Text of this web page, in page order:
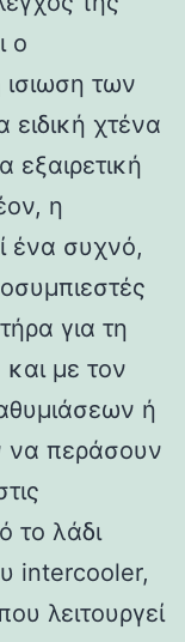
ο
των
ειδική χτένα
εξαιρετική
η
ένα συχνό,
για τη
με τον
ή
να περάσουν
το λάδι
intercooler,
λειτουργεί